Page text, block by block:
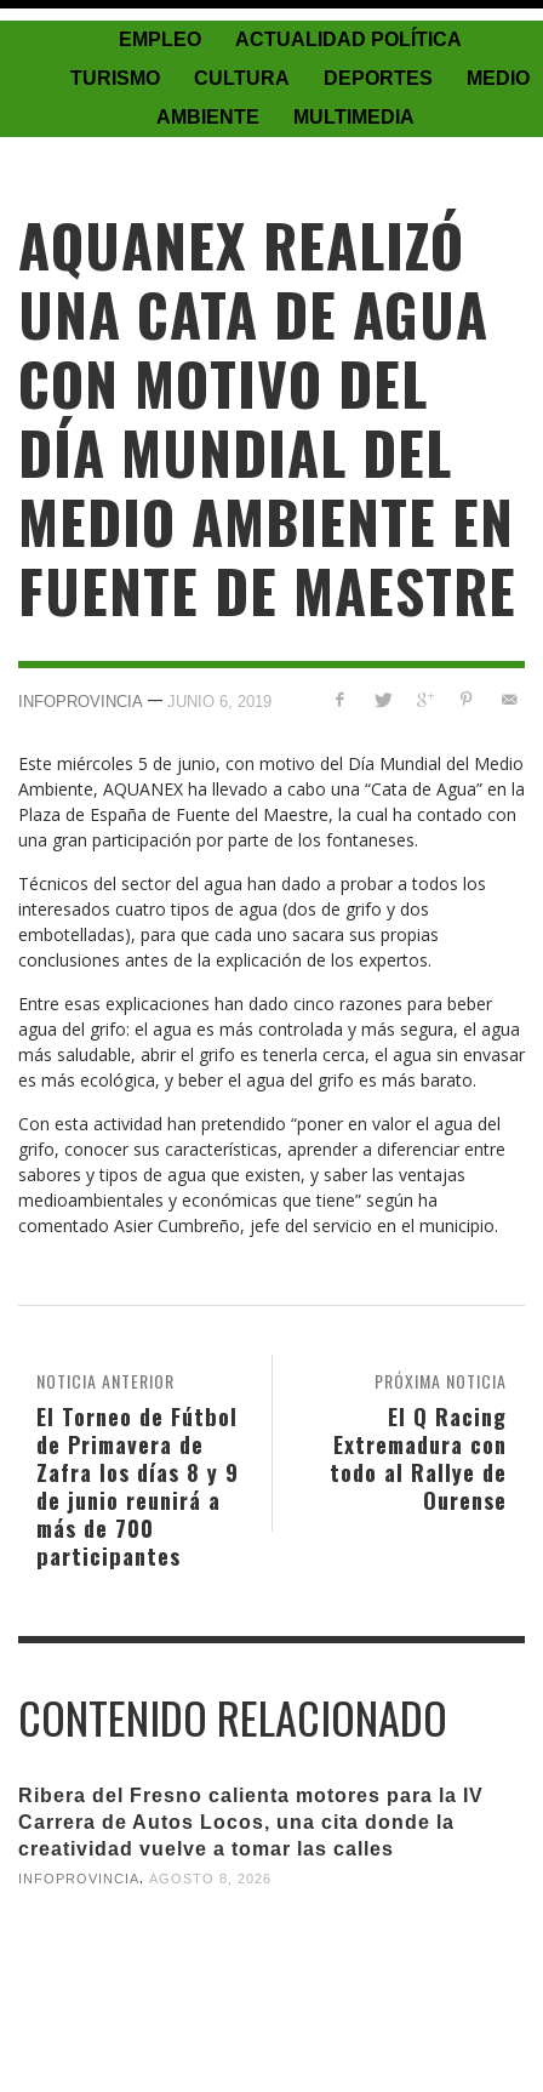
EMPLEO
ACTUALIDAD POLÍTICA
TURISMO
CULTURA DEPORTES
MEDIO
AMBIENTE
MULTIMEDIA
AQUANEX REALIZÓ
UNA CATA DE AGUA
CON MOTIVO DEL
DÍA MUNDIAL DEL
MEDIO AMBIENTE EN
FUENTE DE MAESTRE
INFOPROVINCIA — JUNIO 6, 2019
Este miércoles 5 de junio, con motivo del Día Mundial del Medio
Ambiente, AQUANEX ha llevado a cabo una “Cata de Agua” en la
Plaza de España de Fuente del Maestre, la cual ha contado con
una gran participación por parte de los fontaneses.
Técnicos del sector del agua han dado a probar a todos los
interesados cuatro tipos de agua (dos de grifo y dos
embotelladas), para que cada uno sacara sus propias
conclusiones antes de la explicación de los expertos.
Entre esas explicaciones han dado cinco razones para beber
agua del grifo: el agua es más controlada y más segura, el agua
más saludable, abrir el grifo es tenerla cerca, el agua sin envasar
es más ecológica, y beber el agua del grifo es más barato.
Con esta actividad han pretendido “poner en valor el agua del
grifo, conocer sus características, aprender a diferenciar entre
sabores y tipos de agua que existen, y saber las ventajas
medioambientales y económicas que tiene” según ha
comentado Asier Cumbreño, jefe del servicio en el municipio.
PRÓXIMA NOTICIA
El Q Racing
Extremadura con
todo al Rallye de
Ourense
NOTICIA ANTERIOR
El Torneo de Fútbol
de Primavera de
Zafra los días 8 y 9
de junio reunirá a
más de 700
participantes
CONTENIDO RELACIONADO
Ribera del Fresno calienta motores para la IV
Carrera de Autos Locos, una cita donde la
creatividad vuelve a tomar las calles
INFOPROVINCIA AGOSTO 8, 2026